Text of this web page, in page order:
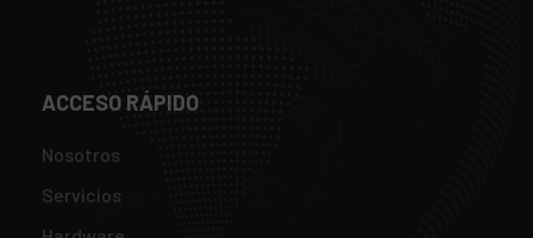
ACCESO RÁPIDO
Nosotros
Servicios